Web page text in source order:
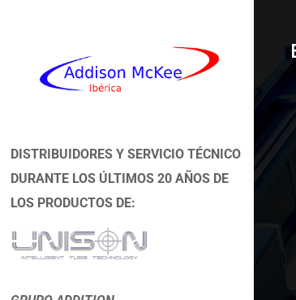
DISTRIBUIDORES Y SERVICIO TÉCNICO
DURANTE LOS ÚLTIMOS 20 AÑOS DE
LOS PRODUCTOS DE: